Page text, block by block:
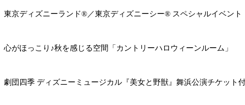
東京ディズニーランド®／東京ディズニーシー® スペシャルイベン
心がほっこり♪秋を感じる空間「カントリーハロウィーンルーム」
劇団四季 ディズニーミュージカル『美女と野獣』舞浜公演チケット